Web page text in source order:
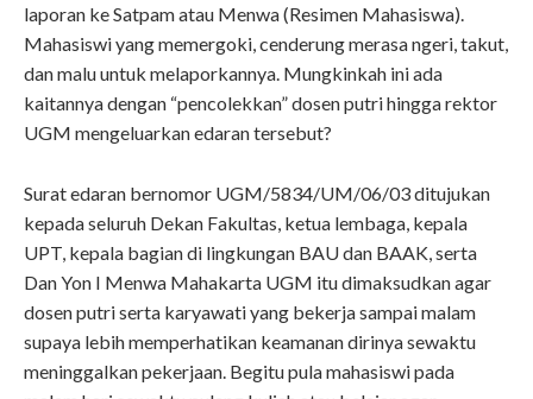
laporan ke Satpam atau Menwa (Resimen Mahasiswa).
Mahasiswi yang memergoki, cenderung merasa ngeri, takut,
dan malu untuk melaporkannya. Mungkinkah ini ada
kaitannya dengan “pencolekkan” dosen putri hingga rektor
UGM mengeluarkan edaran tersebut?
Surat edaran bernomor UGM/5834/UM/06/03 ditujukan
kepada seluruh Dekan Fakultas, ketua lembaga, kepala
UPT, kepala bagian di lingkungan BAU dan BAAK, serta
Dan Yon I Menwa Mahakarta UGM itu dimaksudkan agar
dosen putri serta karyawati yang bekerja sampai malam
supaya lebih memperhatikan keamanan dirinya sewaktu
meninggalkan pekerjaan. Begitu pula mahasiswi pada